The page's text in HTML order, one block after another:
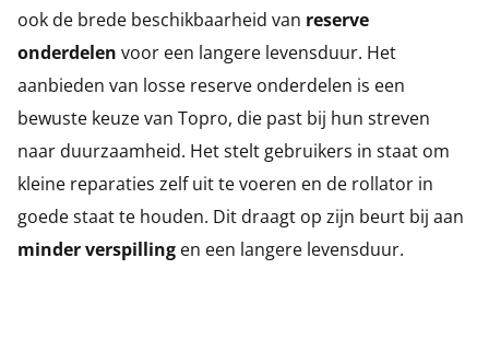
ook de brede beschikbaarheid van reserve
onderdelen voor een langere levensduur. Het
aanbieden van losse reserve onderdelen is een
bewuste keuze van Topro, die past bij hun streven
naar duurzaamheid. Het stelt gebruikers in staat om
kleine reparaties zelf uit te voeren en de rollator in
goede staat te houden. Dit draagt op zijn beurt bij aan
minder verspilling en een langere levensduur.